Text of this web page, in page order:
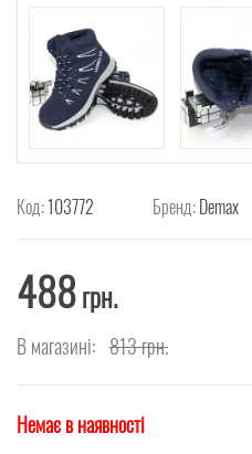
Код:103772 Бренд:Demax
488грн.
В магазині: 813грн.
Немає в наявності